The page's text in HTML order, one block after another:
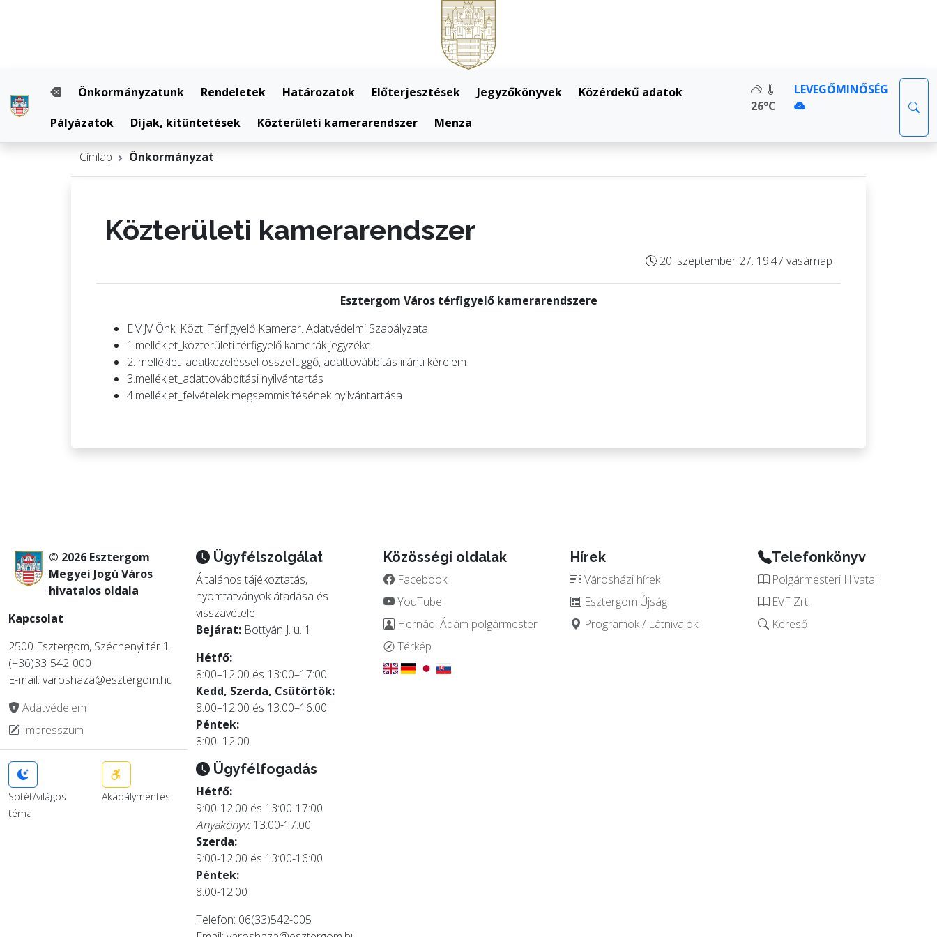
Önkormányzatunk Rendeletek Határozatok Előterjesztések Jegyzőkönyvek
Közérdekű adatok
Pályázatok
Díjak, kitüntetések Közterületi kamerarendszer Menza
26°C
LEVEGŐMINŐSÉG
Címlap Önkormányzat
Közterületi kamerarendszer
20. szeptember 27. 19:47 vasárnap
Esztergom Város térfigyelő kamerarendszere
EMJV Önk. Közt. Térfigyelő Kamerar. Adatvédelmi Szabályzata
1.melléklet_közterületi térfigyelő kamerák jegyzéke
2. melléklet_adatkezeléssel összefüggő, adattovábbítás iránti kérelem
3.melléklet_adattovábbítási nyilvántartás
4.melléklet_felvételek megsemmisítésének nyilvántartása
© 2026 Esztergom
Megyei Jogú Város
hivatalos oldala
Kapcsolat
2500 Esztergom, Széchenyi tér 1.
(+36)33-542-000
E-mail: varoshaza@esztergom.hu
Adatvédelem
Impresszum
Sötét/világos
téma
Akadálymentes
Ügyfélszolgálat
Általános tájékoztatás,
nyomtatványok átadása és
visszavétele
Bejárat:Bottyán J. u. 1.
Hétfő:
8:00–12:00 és 13:00–17:00
Kedd, Szerda, Csütörtök:
8:00–12:00 és 13:00–16:00
Péntek:
8:00–12:00
Ügyfélfogadás
Hétfő:
9:00-12:00 és 13:00-17:00
Anyakönyv:13:00-17:00
Szerda:
9:00-12:00 és 13:00-16:00
Péntek:
8:00-12:00
Telefon: 06(33)542-005
Közösségi oldalak
Facebook
YouTube
Hernádi Ádám polgármester
Térkép
Hírek
Városházi hírek
Esztergom Újság
Programok / Látnivalók
Telefonkönyv
Polgármesteri Hivatal
EVF Zrt.
Kereső